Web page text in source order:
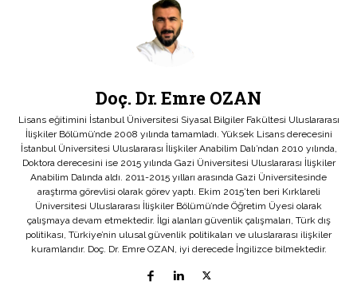
Doç. Dr. Emre OZAN
Lisans eğitimini İstanbul Üniversitesi Siyasal Bilgiler Fakültesi Uluslararası
İlişkiler Bölümü’nde 2008 yılında tamamladı. Yüksek Lisans derecesini
İstanbul Üniversitesi Uluslararası İlişkiler Anabilim Dalı’ndan 2010 yılında,
Doktora derecesini ise 2015 yılında Gazi Üniversitesi Uluslararası İlişkiler
Anabilim Dalında aldı. 2011-2015 yılları arasında Gazi Üniversitesinde
araştırma görevlisi olarak görev yaptı. Ekim 2015’ten beri Kırklareli
Üniversitesi Uluslararası İlişkiler Bölümü’nde Öğretim Üyesi olarak
çalışmaya devam etmektedir. İlgi alanları güvenlik çalışmaları, Türk dış
politikası, Türkiye’nin ulusal güvenlik politikaları ve uluslararası ilişkiler
kuramlarıdır. Doç. Dr. Emre OZAN, iyi derecede İngilizce bilmektedir.